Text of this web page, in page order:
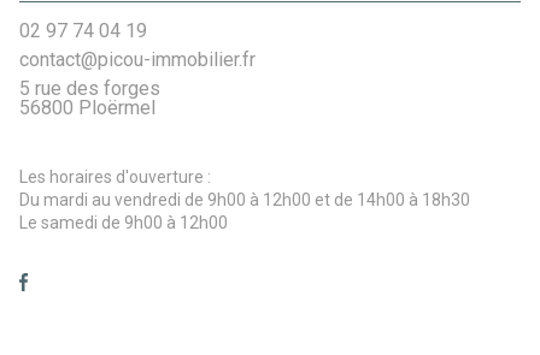
02 97 74 04 19
contact@picou-immobilier.fr
5 rue des forges
56800 Ploërmel
Les horaires d'ouverture :
Du mardi au vendredi de 9h00 à 12h00 et de 14h00 à 18h30
Le samedi de 9h00 à 12h00